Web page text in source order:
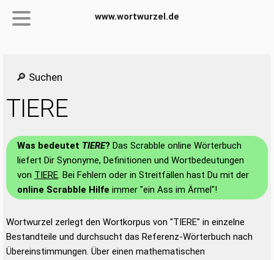
www.wortwurzel.de
🔎 Suchen
TIERE
Was bedeutet TIERE? Das Scrabble online Wörterbuch
liefert Dir Synonyme, Definitionen und Wortbedeutungen
von TIERE. Bei Fehlern oder in Streitfällen hast Du mit der
online Scrabble Hilfe immer "ein Ass im Ärmel"!
Wortwurzel zerlegt den Wortkorpus von "TIERE" in einzelne
Bestandteile und durchsucht das Referenz-Wörterbuch nach
Übereinstimmungen. Über einen mathematischen